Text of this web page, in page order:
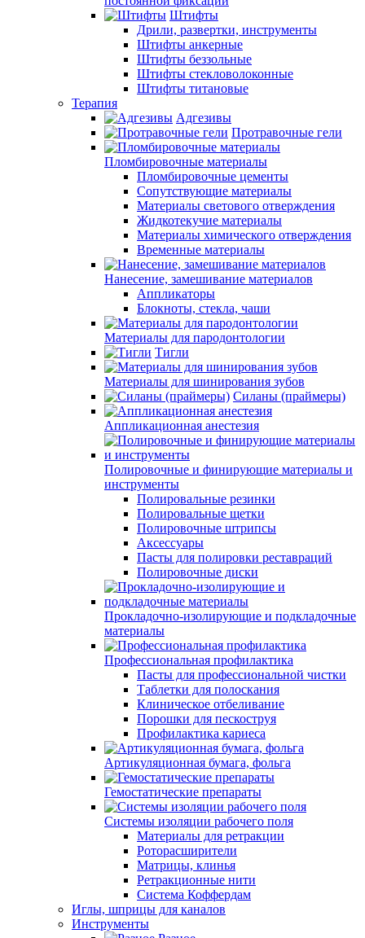
Штифты
Дрили, развертки, инструменты
Штифты анкерные
Штифты беззольные
Штифты стекловолоконные
Штифты титановые
Терапия
Адгезивы
Протравочные гели
Пломбировочные материалы
Пломбировочные цементы
Сопутствующие материалы
Материалы светового отверждения
Жидкотекучие материалы
Материалы химического отверждения
Временные материалы
Нанесение, замешивание материалов
Аппликаторы
Блокноты, стекла, чаши
Материалы для пародонтологии
Тигли
Материалы для шинирования зубов
Силаны (праймеры)
Аппликационная анестезия
Полировочные и финирующие материалы и
инструменты
Полировальные резинки
Полировальные щетки
Полировочные штрипсы
Аксессуары
Пасты для полировки реставраций
Полировочные диски
Прокладочно-изолирующие и подкладочные
материалы
Профессиональная профилактика
Пасты для профессиональной чистки
Таблетки для полоскания
Клиническое отбеливание
Порошки для пескоструя
Профилактика кариеса
Артикуляционная бумага, фольга
Гемостатические препараты
Системы изоляции рабочего поля
Материалы для ретракции
Роторасширители
Матрицы, клинья
Ретракционные нити
Система Коффердам
Иглы, шприцы для каналов
Инструменты